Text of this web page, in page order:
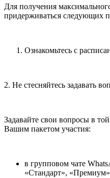
Для получения
придерживаться следующих
Ознакомьтесь с
2. Не стесняйтесь задавать
Задавайте свои вопросы в
Вашим пакетом участия:
в групповом чате
«Стандарт»,